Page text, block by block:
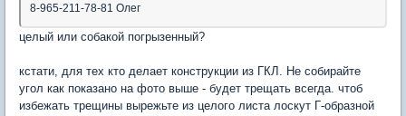
8-965-211-78-81 Олег
целый или собакой погрызенный?
кстати, для тех кто делает конструкции из ГКЛ. Не собирайте
угол как показано на фото выше - будет трещать всегда. чтоб
избежать трещины вырежьте из целого листа лоскут Г-образной